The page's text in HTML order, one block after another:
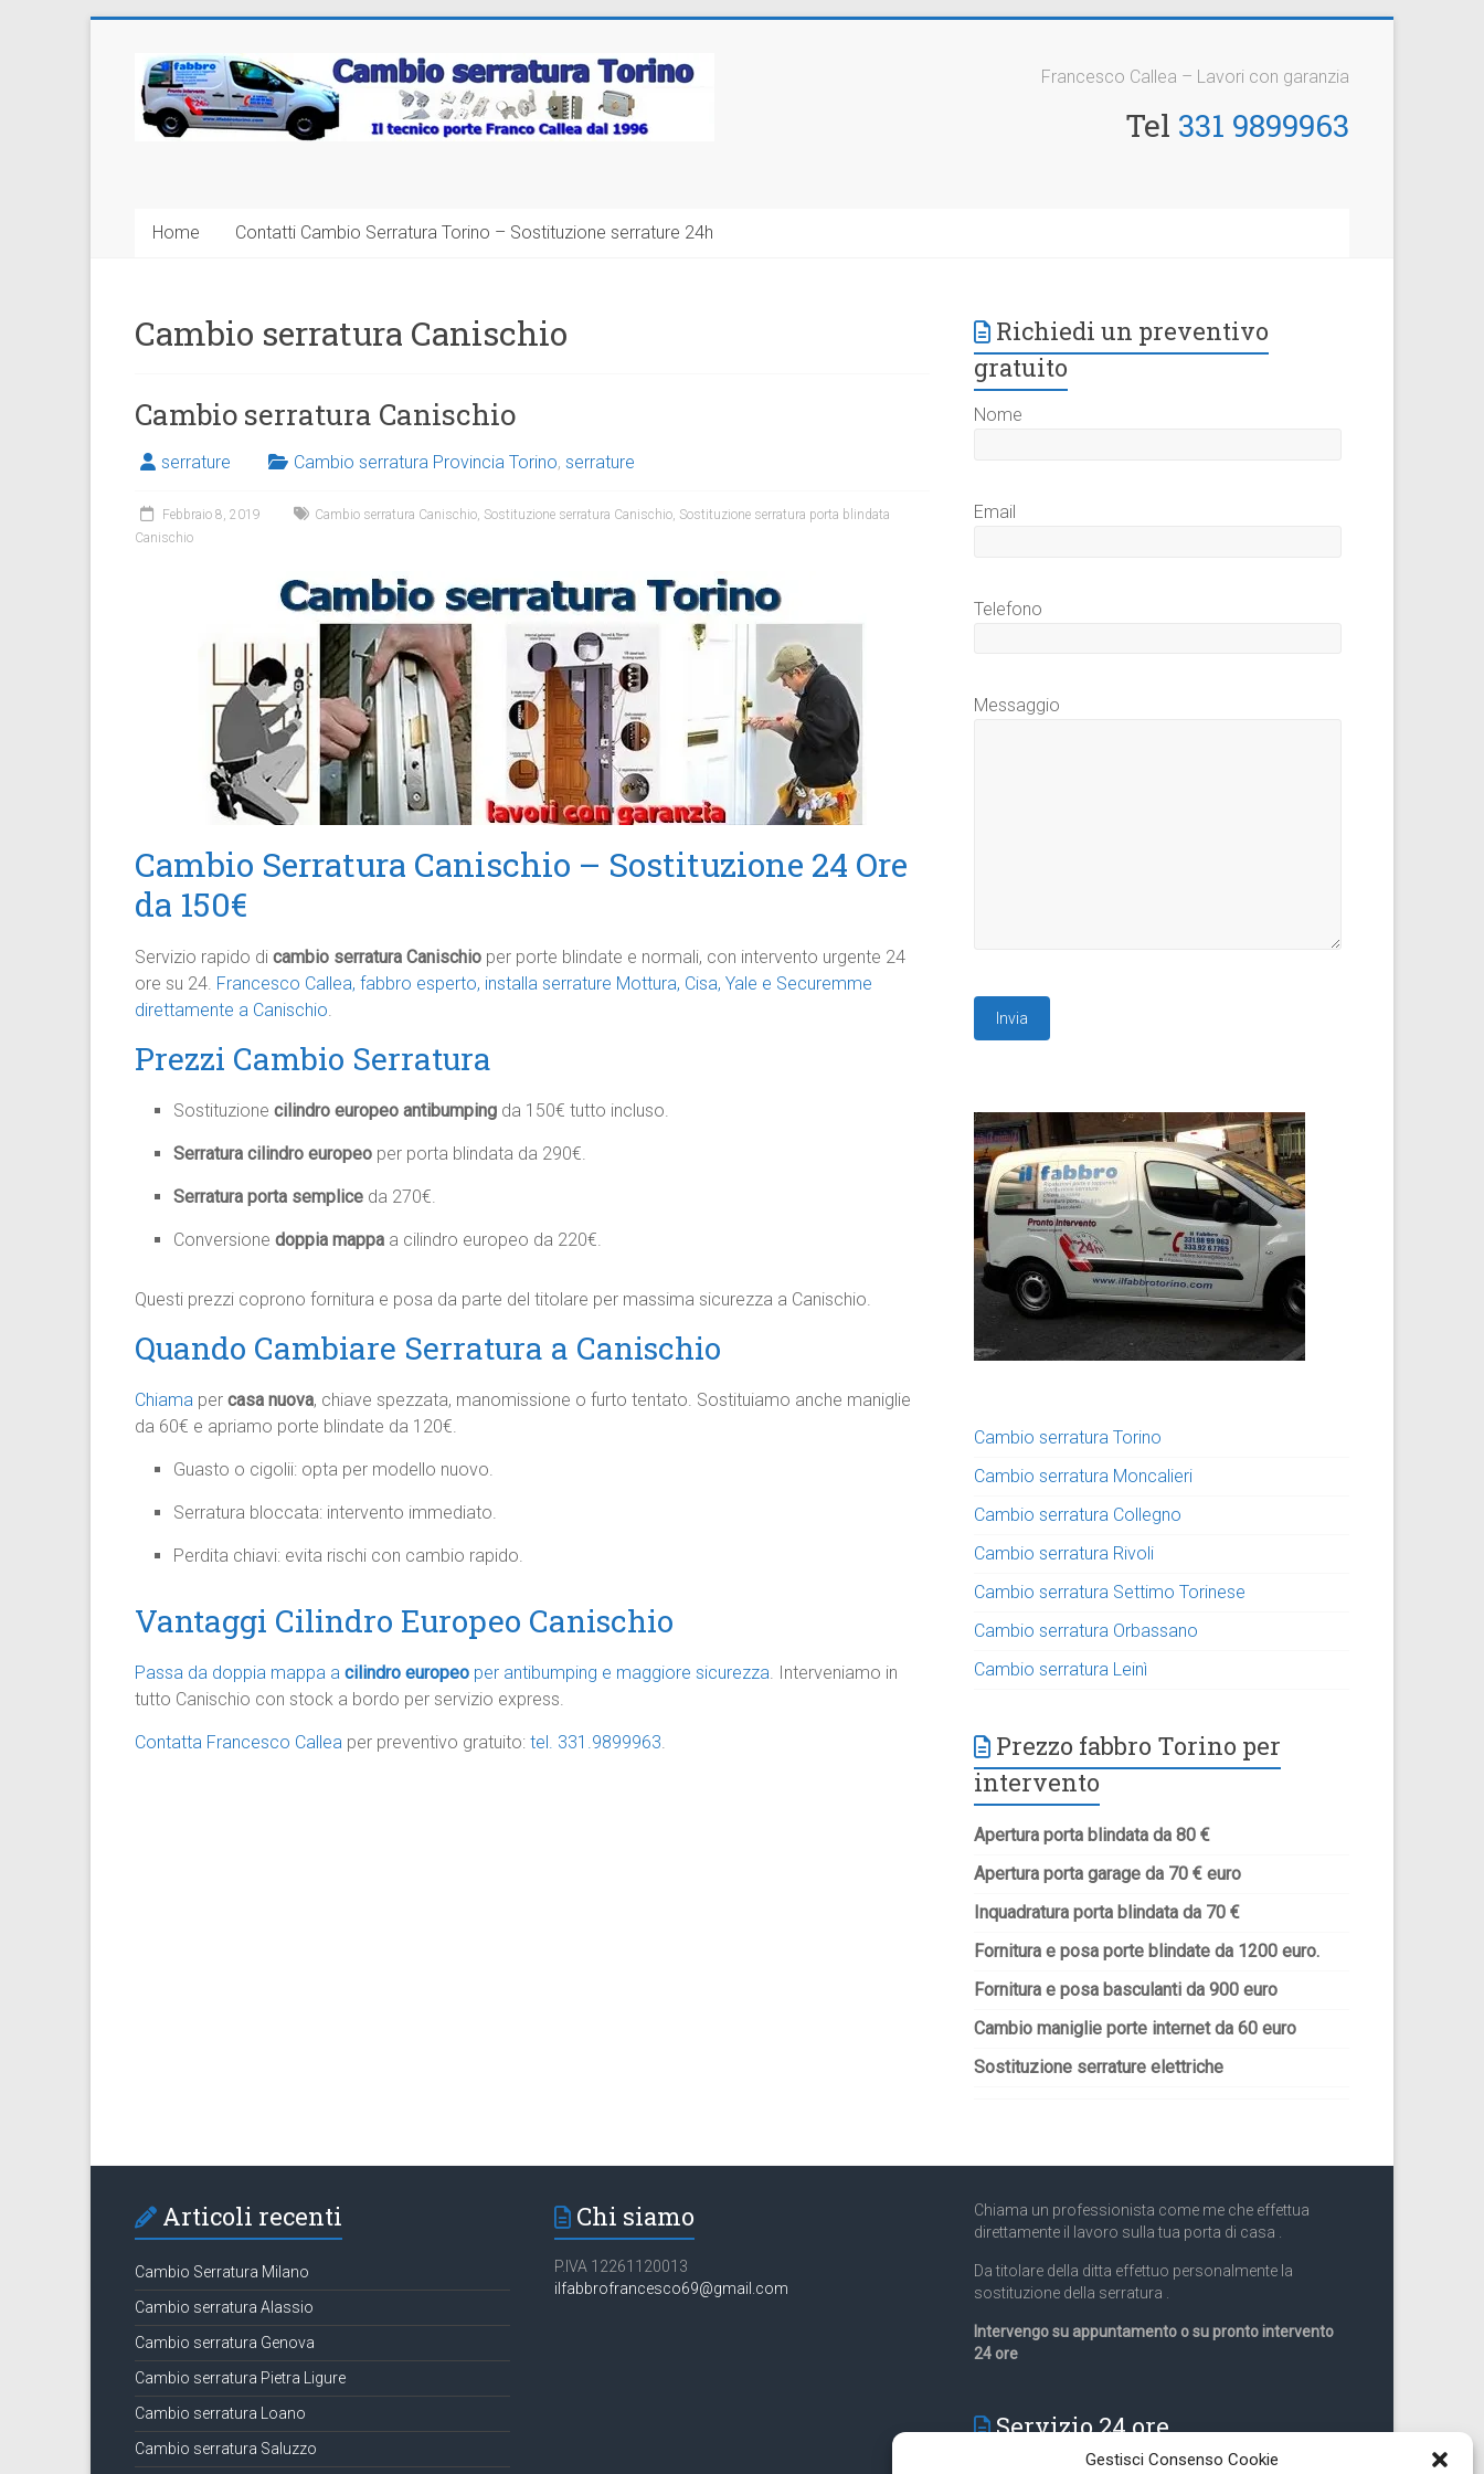
Gestisci Consenso Cookie
contenutoCambio
Serratura
Francesco Callea – Lavori con garanzia
Tel 331 9899963
Home Contatti Cambio Serratura Torino – Sostituzione serrature 24h
Cambio serratura Canischio
Cambio serratura Canischio
serrature Cambio serratura Provincia Torino, serrature
Febbraio 8, 2019 Cambio serratura Canischio, Sostituzione serratura Canischio, Sostituzione serratura porta blindata
Canischio
Cambio Serratura Canischio – Sostituzione 24 Ore
da 150€
Servizio rapido di cambio serratura Canischio per porte blindate e normali, con intervento urgente 24
ore su 24. Francesco Callea, fabbro esperto, installa serrature Mottura, Cisa, Yale e Securemme
direttamente a Canischio.​
Prezzi Cambio Serratura
Sostituzione cilindro europeo antibumping da 150€ tutto incluso.
Serratura cilindro europeo per porta blindata da 290€.
Serratura porta semplice da 270€.
Conversione doppia mappa a cilindro europeo da 220€.​
Questi prezzi coprono fornitura e posa da parte del titolare per massima sicurezza a Canischio.
Quando Cambiare Serratura a Canischio
Chiama per casa nuova, chiave spezzata, manomissione o furto tentato. Sostituiamo anche maniglie
da 60€ e apriamo porte blindate da 120€.​
Guasto o cigolii: opta per modello nuovo.
Serratura bloccata: intervento immediato.
Perdita chiavi: evita rischi con cambio rapido.​
Vantaggi Cilindro Europeo Canischio
Passa da doppia mappa a cilindro europeo per antibumping e maggiore sicurezza. Interveniamo in
tutto Canischio con stock a bordo per servizio express.​
Contatta Francesco Callea per preventivo gratuito: tel. 331.9899963.
Richiedi un preventivo
gratuito
Nome
Email
Telefono
Messaggio
Cambio serratura Torino
Cambio serratura Moncalieri
Cambio serratura Collegno
Cambio serratura Rivoli
Cambio serratura Settimo Torinese
Cambio serratura Orbassano
Cambio serratura Leinì
Prezzo fabbro Torino per
intervento
Apertura porta blindata da 80 €
Apertura porta garage da 70 € euro
Inquadratura porta blindata da 70 €
Fornitura e posa porte blindate da 1200 euro.
Fornitura e posa basculanti da 900 euro
Cambio maniglie porte internet da 60 euro
Sostituzione serrature elettriche
Articoli recenti
Cambio Serratura Milano
Cambio serratura Alassio
Cambio serratura Genova
Cambio serratura Pietra Ligure
Cambio serratura Loano
Cambio serratura Saluzzo
Chi siamo
P.IVA 12261120013
ilfabbrofrancesco69@gmail.com
Chiama un professionista come me che effettua
direttamente il lavoro sulla tua porta di casa .
Da titolare della ditta effettuo personalmente la
sostituzione della serratura .
Intervengo su appuntamento o su pronto intervento
24 ore
Servizio 24 ore